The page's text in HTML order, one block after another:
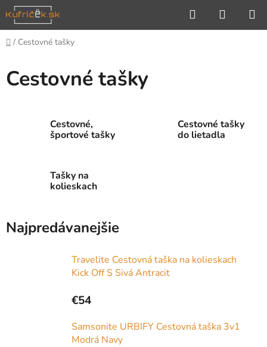
Prejsť
na
obsah
Hľadať
KOŠÍK
Domov
/ Cestovné tašky
Cestovné tašky
Cestovné,
športové tašky
Cestovné tašky
do lietadla
Tašky na
kolieskach
Najpredávanejšie
Travelite Cestovná taška na kolieskach
Kick Off S Sivá Antracit
€54
Samsonite URBIFY Cestovná taška 3v1
Modrá Navy